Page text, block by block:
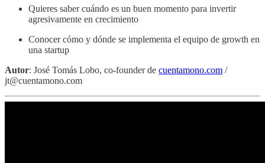
Quieres saber cuándo es un buen momento para invertir
agresivamente en crecimiento
Conocer cómo y dónde se implementa el equipo de growth en
una startup
Autor: José Tomás Lobo, co-founder de cuentamono.com /
jt@cuentamono.com